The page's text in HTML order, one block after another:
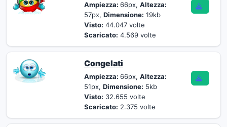
Ampiezza: 66px, Altezza:
57px, Dimensione: 19kb
Visto: 44.047 volte
Scaricato: 4.569 volte
Congelati
Ampiezza: 66px, Altezza:
51px, Dimensione: 5kb
Visto: 32.655 volte
Scaricato: 2.375 volte